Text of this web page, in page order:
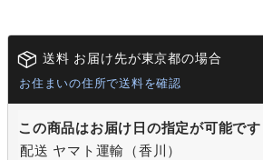
送料 お届け先が東京都の場合
お住まいの住所で送料を確認
この商品はお届け日の指定が可能です
配送 ヤマト運輸（香川）